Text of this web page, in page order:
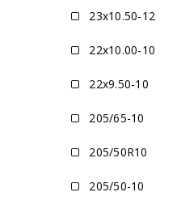
23x10.50-12
22x10.00-10
22x9.50-10
205/65-10
205/50R10
205/50-10